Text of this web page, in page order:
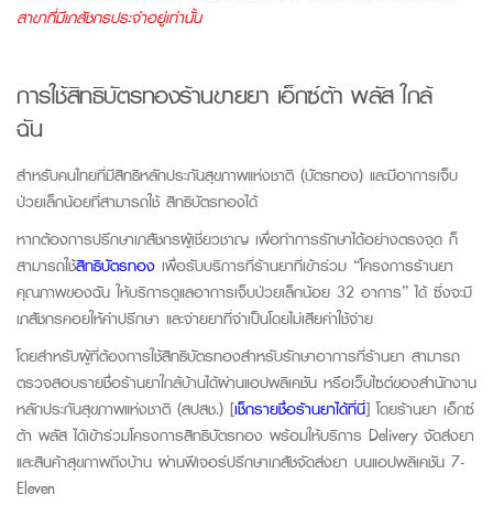
สาขาที่มีเภสัชกรประจำอยู่เท่านั้น
การใช้สิทธิบัตรทองร้านขายยา เอ็กซ์ต้า พลัสใกล้
ฉัน
สำหรับคนไทยที่มีสิทธิหลักประกันสุขภาพแห่งชาติ (บัตรทอง) และมีอาการเจ็บ
ป่วยเล็กน้อยที่สามารถใช้ สิทธิบัตรทองได้
หากต้องการปรึกษาเภสัชกรผู้เชี่ยวชาญ เพื่อทำการรักษาได้อย่างตรงจุด ก็
สามารถใช้สิทธิบัตรทอง เพื่อรับบริการที่ร้านยาที่เข้าร่วม “โครงการร้านยา
คุณภาพของฉัน ให้บริการดูแลอาการเจ็บป่วยเล็กน้อย 32 อาการ” ได้ ซึ่งจะมี
เภสัชกรคอยให้คำปรึกษา และจ่ายยาที่จำเป็นโดยไม่เสียค่าใช้จ่าย
โดยสำหรับผู้ที่ต้องการใช้สิทธิบัตรทองสำหรับรักษาอาการที่ร้านยา สามารถ
ตรวจสอบรายชื่อร้านยาใกล้บ้านได้ผ่านแอปพลิเคชัน หรือเว็บไซต์ของสำนักงาน
หลักประกันสุขภาพแห่งชาติ (สปสช.) [เช็กรายชื่อร้านยาได้ที่นี่] โดยร้านยา เอ็กซ์
ต้า พลัส ได้เข้าร่วมโครงการสิทธิบัตรทอง พร้อมให้บริการ Deliveryจัดส่งยา
และสินค้าสุขภาพถึงบ้าน ผ่านฟีเจอร์ปรึกษาเภสัชจัดส่งยา บนแอปพลิเคชัน 7-
Eleven